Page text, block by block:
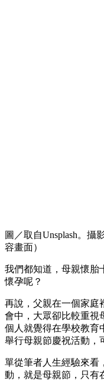
圖／取自Unsplash。攝
容畫面）
我們都知道，母親懷胎
懷孕呢？
再說，父親在一個家庭
會中，大眾卻比較重視
個人就覺得在學校教育
舉行母親節慶祝活動，
單從筆者人生經驗來看
動，就是母親節，只有